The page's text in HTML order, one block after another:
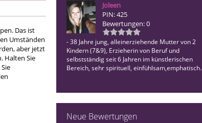
Joleen
PIN: 425
Bewertungen: 0
- 38 Jahre jung, alleinerziehende Mutter von 2
Kindern (7&9), Erzieherin von Beruf und
selbstständig seit 6 Jahren im künstlerischen
Bereich, sehr spirituell, einfühlsam,emphatisch.
Neue Bewertungen
Das ist
Umständen
aber jetzt
Halten Sie